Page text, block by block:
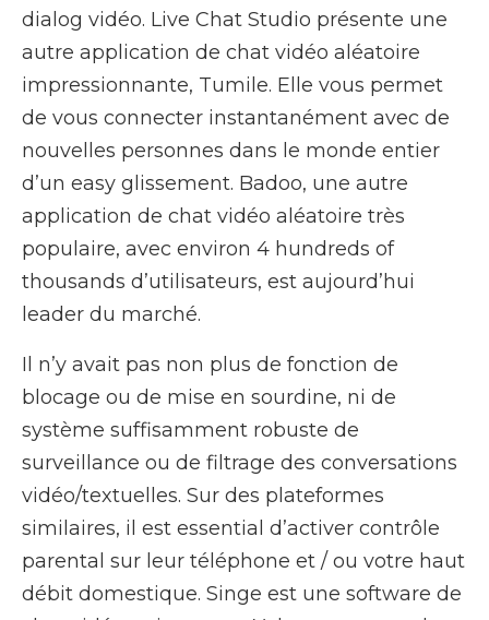
dialog vidéo. Live Chat Studio présente une
autre application de chat vidéo aléatoire
impressionnante, Tumile. Elle vous permet
de vous connecter instantanément avec de
nouvelles personnes dans le monde entier
d’un easy glissement. Badoo, une autre
application de chat vidéo aléatoire très
populaire, avec environ 4 hundreds of
thousands d’utilisateurs, est aujourd’hui
leader du marché.
Il n’y avait pas non plus de fonction de
blocage ou de mise en sourdine, ni de
système suffisamment robuste de
surveillance ou de filtrage des conversations
vidéo/textuelles. Sur des plateformes
similaires, il est essential d’activer contrôle
parental sur leur téléphone et / ou votre haut
débit domestique. Singe est une software de